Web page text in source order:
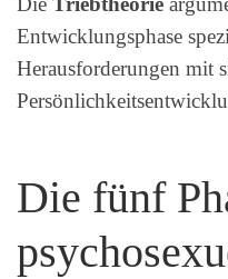
Entwicklungsphase
Herausforderungen mit
Die fünf